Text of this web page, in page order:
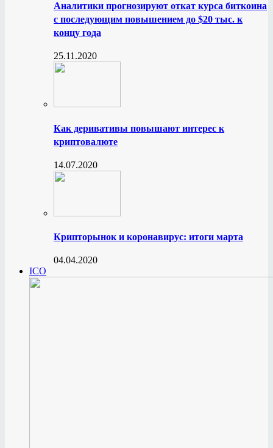
Аналитики прогнозируют откат курса биткоина
с последующим повышением до $20 тыс. к
концу года
25.11.2020
Как деривативы повышают интерес к
криптовалюте
14.07.2020
Крипторынок и коронавирус: итоги марта
04.04.2020
ICO